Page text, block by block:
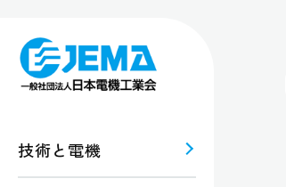
技術と電機